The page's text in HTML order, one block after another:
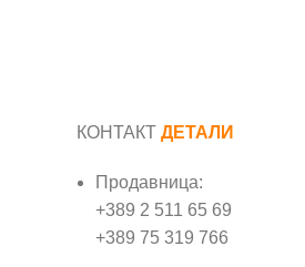
КОНТАКТ ДЕТАЛИ
Продавница:
+389 2 511 65 69
+389 75 319 766